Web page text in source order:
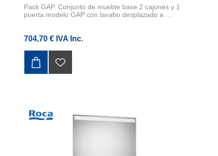
Pack GAP. Conjunto de mueble base 2 cajones y 1
puerta modelo GAP con lavabo desplazado a ...
704,70 € IVA Inc.